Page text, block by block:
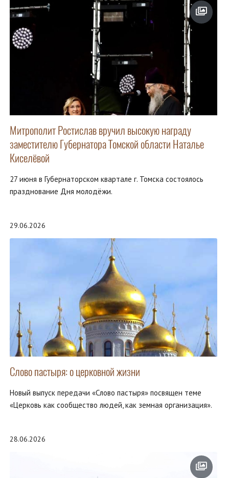
Митрополит Ростислав вручил высокую награду
заместителю Губернатора Томской области Наталье
Киселёвой
27 июня в Губернаторском квартале г. Томска состоялось
празднование Дня молодёжи.
29.06.2026
Слово пастыря: о церковной жизни
Новый выпуск передачи «Слово пастыря» посвящен теме
«Церковь как сообщество людей, как земная организация».
28.06.2026